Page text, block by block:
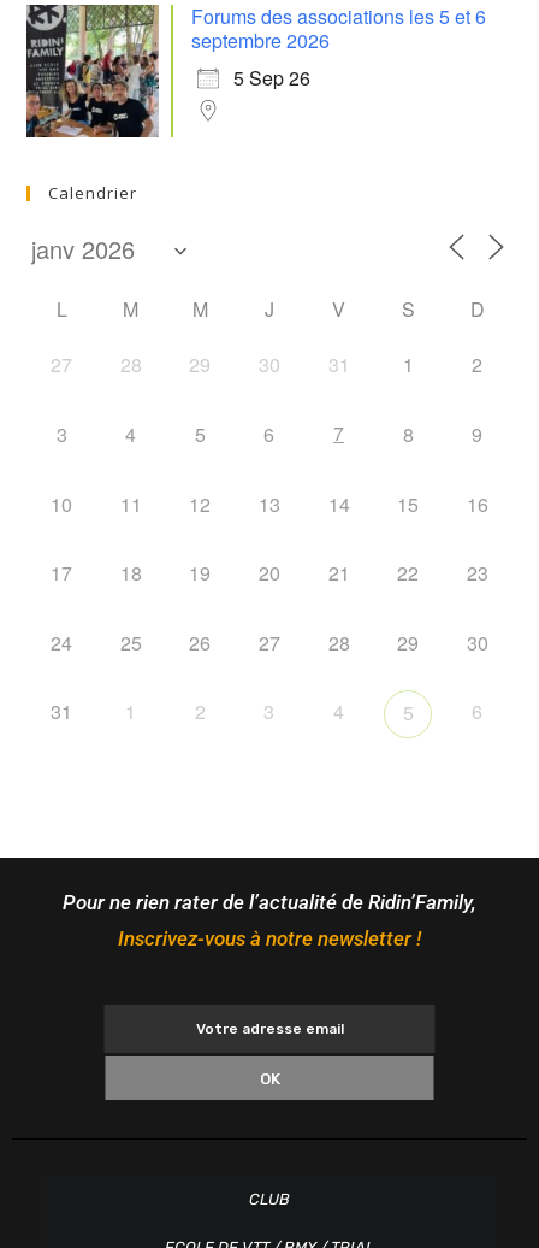
Forums des associations les 5 et 6
septembre 2026
5 Sep 26
Calendrier
L M M J V S D
27 28 29 30 31 1 2
3 4 5 6 7 8 9
10 11 12 13 14 15 16
17 18 19 20 21 22 23
24 25 26 27 28 29 30
31 1 2 3 4 5 6
Pour ne rien rater de l’actualité de Ridin’Family,
Inscrivez-vous à notre newsletter !
OK
CLUB